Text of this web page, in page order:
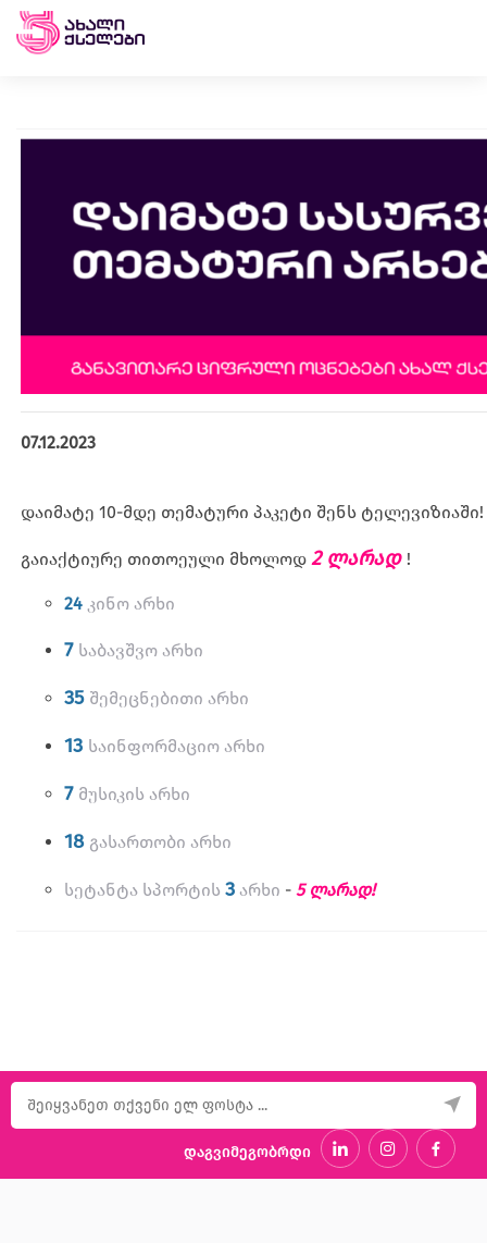
07.12.2023
დაიმატე 10-მდე თემატური პაკეტი შენს ტელევიზიაში!
გაიაქტიურე თითოეული მხოლოდ 2 ლარად !
24 კინო არხი
7 საბავშვო არხი
35 შემეცნებითი არხი
13 საინფორმაციო არხი
7 მუსიკის არხი
18 გასართობი არხი
სეტანტა სპორტის 3 არხი - 5 ლარად!
დაგვიმეგობრდი